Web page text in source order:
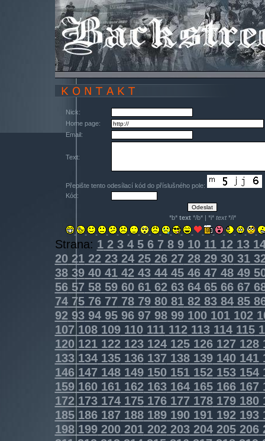
Nick:
Home page:
Email:
Text:
Přepište tento odesílací kód do příslušného pole:
Kód:
*b* text*/b* | *i* text*/i*
Strana: 12345678910111213
202122232425262728293031
383940414243444546474849
565758596061626364656667
747576777879808182838485
9293949596979899100101102
107108109110111112113114115
120121122123124125126127128
133134135136137138139140141
146147148149150151152153154
159160161162163164165166167
172173174175176177178179180
185186187188189190191192193
198199200201202203204205206